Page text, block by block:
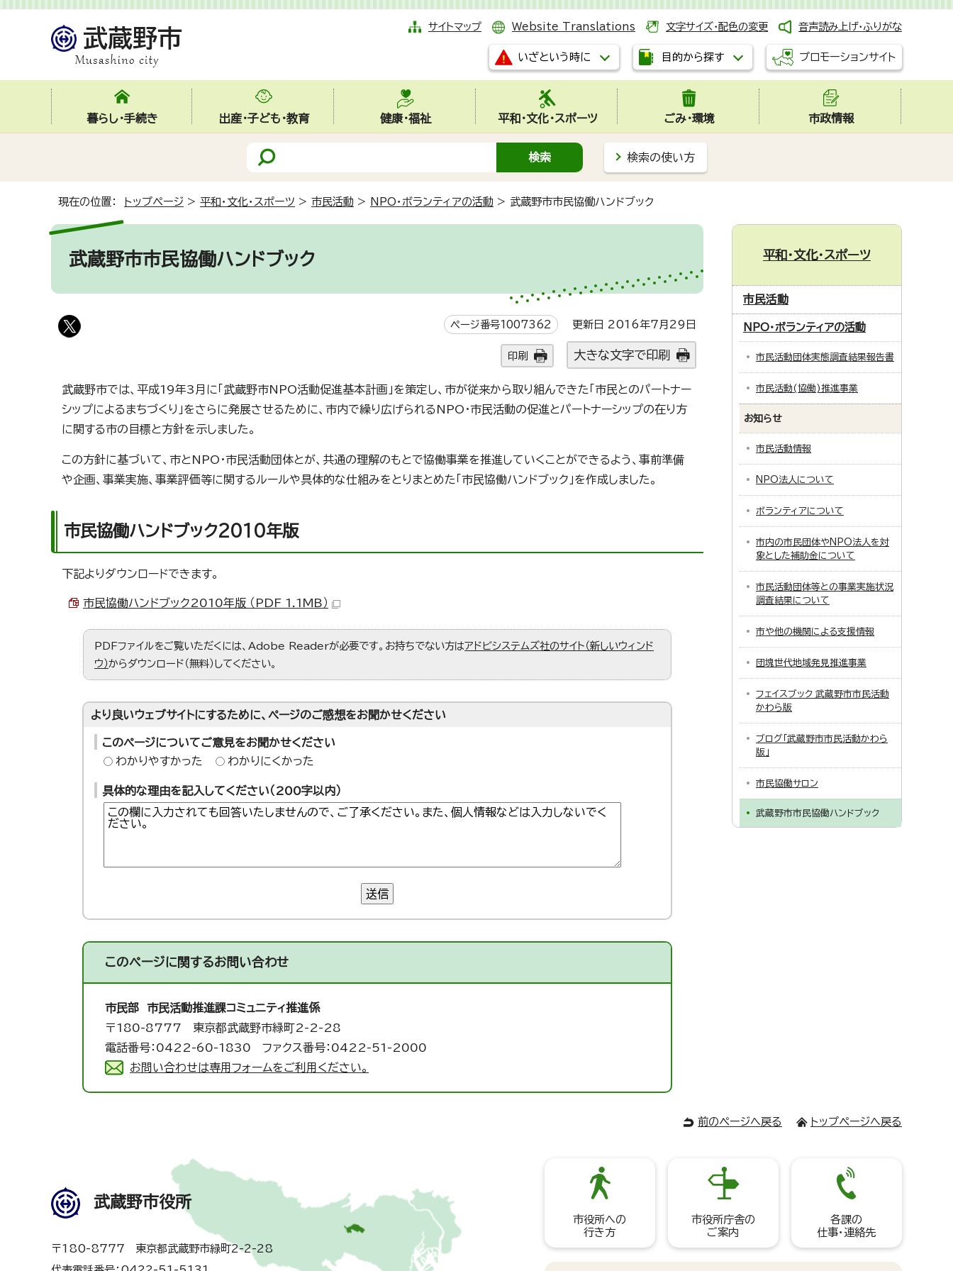
サイトマップ Website Translations 文字サイズ・配色の変更 音声読み上げ・ふりがな
いざという時に 目的から探す プロモーションサイト
暮らし・手続き 出産・子ども・教育 健康・福祉 平和・文化・スポーツ ごみ・環境 市政情報
検索の使い方
現在の位置： トップページ > 平和・文化・スポーツ > 市民活動 > NPO・ボランティアの活動 > 武蔵野市市民協働ハンドブック
武蔵野市市民協働ハンドブック
ページ番号1007362 更新日 2016年7月29日
印刷 大きな文字で印刷
武蔵野市では、平成19年3月に「武蔵野市NPO活動促進基本計画」を策定し、市が従来から取り組んできた「市民とのパートナー
シップによるまちづくり」をさらに発展させるために、市内で繰り広げられるNPO・市民活動の促進とパートナーシップの在り方
に関する市の目標と方針を示しました。
この方針に基づいて、市とNPO・市民活動団体とが、共通の理解のもとで協働事業を推進していくことができるよう、事前準備
や企画、事業実施、事業評価等に関するルールや具体的な仕組みをとりまとめた「市民協働ハンドブック」を作成しました。
市民協働ハンドブック2010年版
下記よりダウンロードできます。
市民協働ハンドブック2010年版 （PDF 1.1MB）
PDFファイルをご覧いただくには、Adobe Readerが必要です。お持ちでない方はアドビシステムズ社のサイト（新しいウィンド
ウ）からダウンロード（無料）してください。
より良いウェブサイトにするために、ページのご感想をお聞かせください
このページについてご意見をお聞かせください
わかりやすかった
わかりにくかった
具体的な理由を記入してください（200字以内）
送信
このページに関するお問い合わせ
市民部 市民活動推進課コミュニティ推進係
〒180-8777 東京都武蔵野市緑町2-2-28
電話番号：0422-60-1830 ファクス番号：0422-51-2000
お問い合わせは専用フォームをご利用ください。
平和・文化・スポーツ
市民活動
NPO・ボランティアの活動
市民活動団体実態調査結果報告書
市民活動(協働)推進事業
お知らせ
市民活動情報
NPO法人について
ボランティアについて
市内の市民団体やNPO法人を対
象とした補助金について
市民活動団体等との事業実施状況
調査結果について
市や他の機関による支援情報
団塊世代地域発見推進事業
フェイスブック 武蔵野市市民活動
かわら版
ブログ「武蔵野市市民活動かわら
版」
市民協働サロン
武蔵野市市民協働ハンドブック
前のページへ戻る トップページへ戻る
武蔵野市役所
〒180-8777 東京都武蔵野市緑町2-2-28
市役所への
行き方
市役所庁舎の
ご案内
各課の
仕事・連絡先